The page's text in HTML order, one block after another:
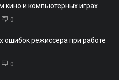
кино и компьютерных играх
0
ошибок режиссера при работе
0